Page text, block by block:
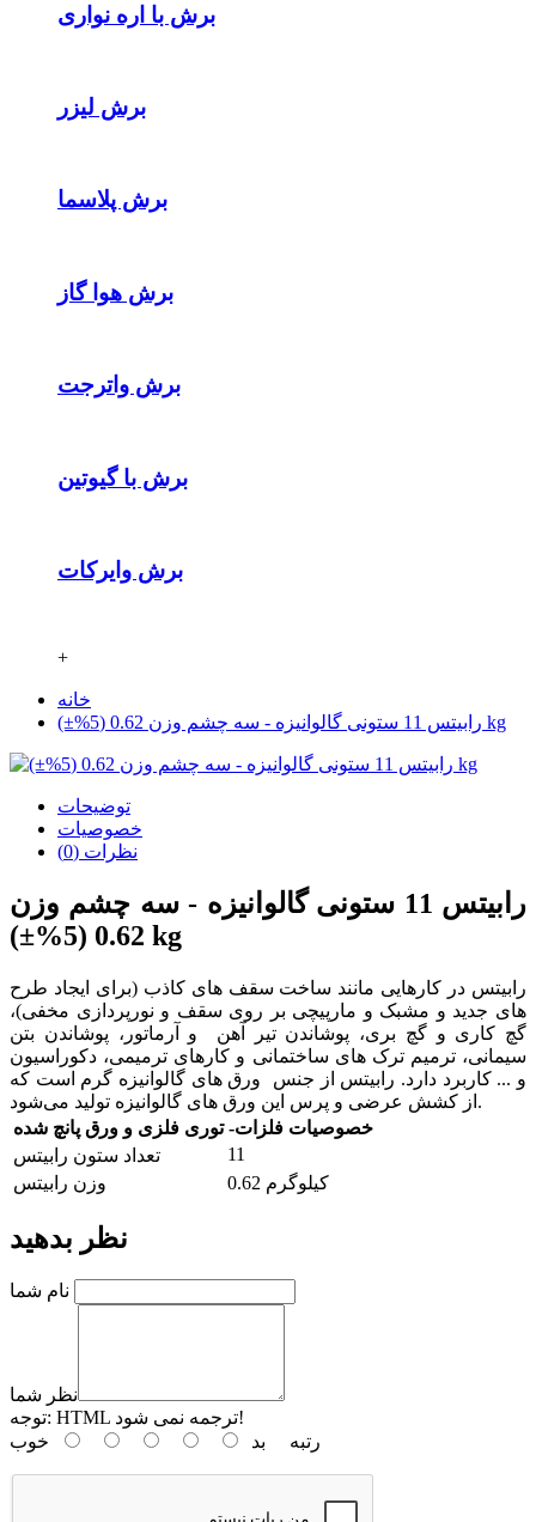
برش با اره نواری
برش لیزر
برش پلاسما
برش هوا گاز
برش واترجت
برش با گیوتین
برش وایرکات
+
خانه
رابیتس 11 ستونی گالوانیزه - سه چشم وزن 0.62 (5%±) kg
توضیحات
خصوصیات
نظرات (0)
رابیتس 11 ستونی گالوانیزه - سه چشم وزن
0.62 (5%±) kg
رابیتس در کارهایی مانند ساخت سقف های کاذب (برای ایجاد طرح
های جدید و مشبک و مارپیچی بر روی سقف و نورپردازی مخفی)،
گچ کاری و گچ بری، پوشاندن تیر آهن و آرماتور، پوشاندن بتن
سیمانی، ترمیم ترک های ساختمانی و کارهای ترمیمی، دکوراسیون
و ... کاربرد دارد. رابیتس از جنس ورق های گالوانیزه گرم است که
از کشش عرضی و پرس این ورق های گالوانیزه تولید می‌شود.
خصوصیات فلزات- توری فلزی و ورق پانچ شده
تعداد ستون رابیتس
11
وزن رابیتس
0.62 کیلوگرم
نظر بدهید
نام شما
نظر شما
توجه:
HTML ترجمه نمی شود!
رتبه بد خوب